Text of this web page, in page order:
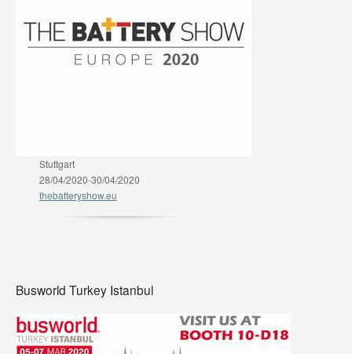
Stuttgart
28/04/2020-30/04/2020
thebatteryshow.eu
Busworld Turkey Istanbul